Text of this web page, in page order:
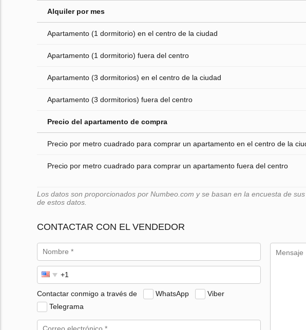
Alquiler por mes
Apartamento (1 dormitorio) en el centro de la ciudad
Apartamento (1 dormitorio) fuera del centro
Apartamento (3 dormitorios) en el centro de la ciudad
Apartamento (3 dormitorios) fuera del centro
Precio del apartamento de compra
Precio por metro cuadrado para comprar un apartamento en el centro de la
Precio por metro cuadrado para comprar un apartamento fuera del centro
Los datos son proporcionados por Numbeo.com y se basan en la encuesta de
de estos datos.
CONTACTAR CON EL VENDEDOR
Contactar conmigo a través de WhatsApp
Viber
Telegrama